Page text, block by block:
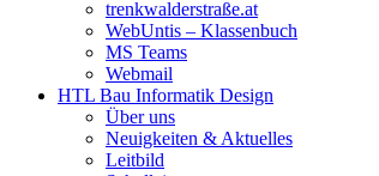
trenkwalderstraße.at
WebUntis – Klassenbuch
MS Teams
Webmail
HTL Bau Informatik Design
Über uns
Neuigkeiten & Aktuelles
Leitbild